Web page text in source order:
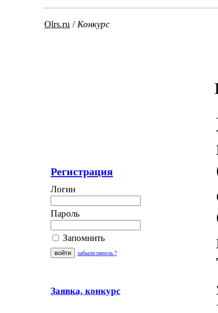
Olrs.ru / Конкурс
Регистрация
Логин
Пароль
Запомнить
забыли пароль ?
Заявка, конкурс